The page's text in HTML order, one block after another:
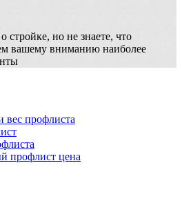
стройке, но не знаете, что
вашему вниманию наиболее
вес профлиста
профлист цена